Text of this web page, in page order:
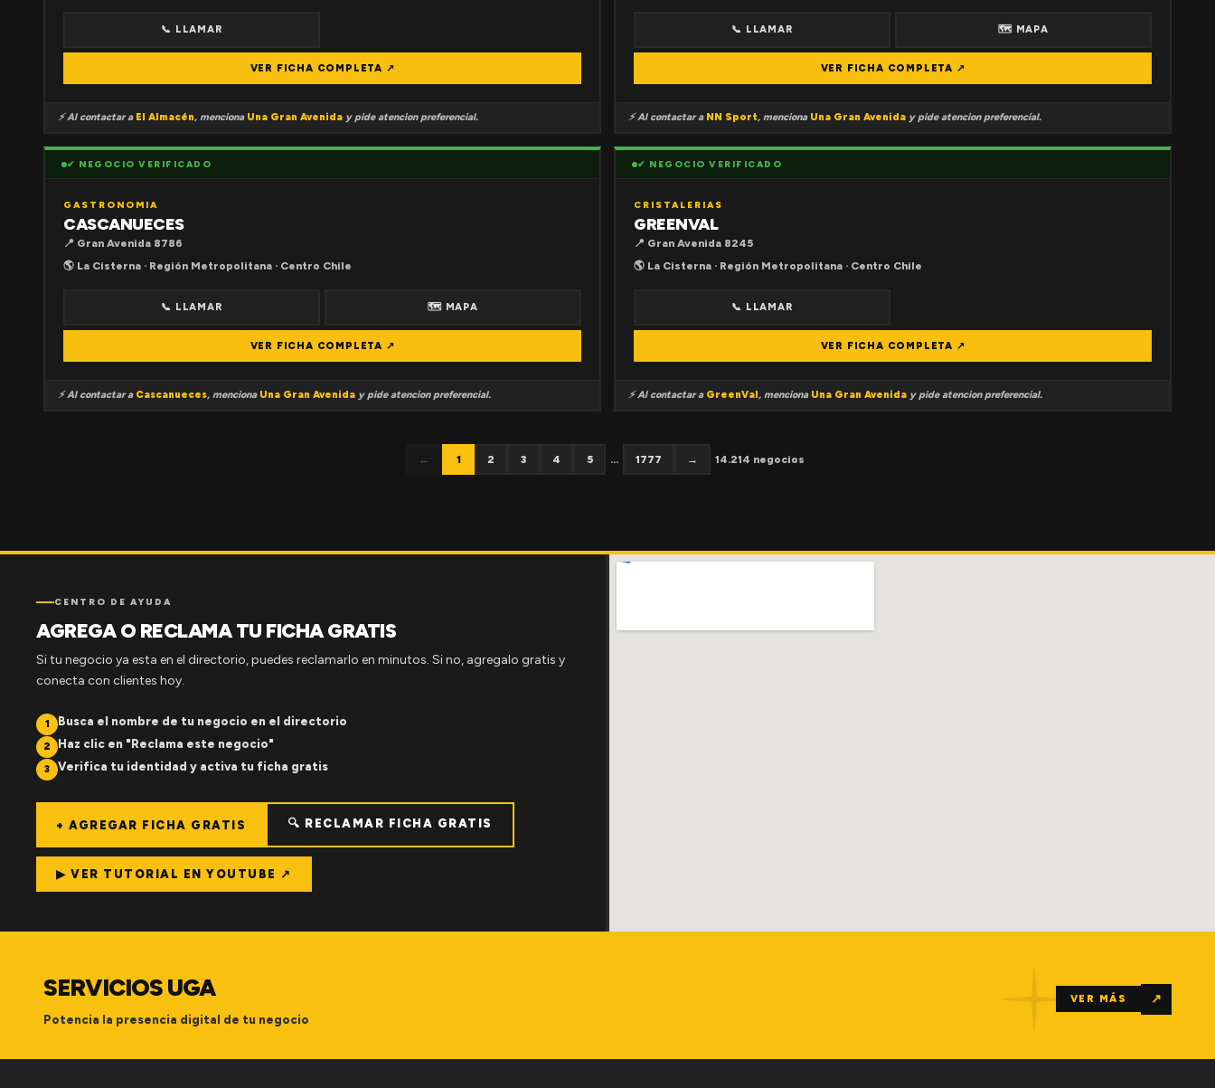
📞 LLAMAR
VER FICHA COMPLETA ↗
⚡ Al contactar a El Almacén, menciona Una Gran Avenida y pide atencion preferencial.
📞 LLAMAR 🗺 MAPA
VER FICHA COMPLETA ↗
⚡ Al contactar a NN Sport, menciona Una Gran Avenida y pide atencion preferencial.
✔ NEGOCIO VERIFICADO
GASTRONOMIA
CASCANUECES
📍 Gran Avenida 8786
🌎 La Cisterna · Región Metropolitana · Centro Chile
📞 LLAMAR 🗺 MAPA
VER FICHA COMPLETA ↗
⚡ Al contactar a Cascanueces, menciona Una Gran Avenida y pide atencion preferencial.
✔ NEGOCIO VERIFICADO
CRISTALERIAS
GREENVAL
📍 Gran Avenida 8245
🌎 La Cisterna · Región Metropolitana · Centro Chile
📞 LLAMAR
VER FICHA COMPLETA ↗
⚡ Al contactar a GreenVal, menciona Una Gran Avenida y pide atencion preferencial.
← 1 2 3 4 5 ... 1777 → 14.214 negocios
CENTRO DE AYUDA
AGREGA O RECLAMA TU FICHA GRATIS
Si tu negocio ya esta en el directorio, puedes reclamarlo en minutos. Si no, agregalo gratis y
conecta con clientes hoy.
1 Busca el nombre de tu negocio en el directorio
2 Haz clic en "Reclama este negocio"
3 Verifica tu identidad y activa tu ficha gratis
+ AGREGAR FICHA GRATIS 🔍 RECLAMAR FICHA GRATIS
▶ VER TUTORIAL EN YOUTUBE ↗
SERVICIOS UGA
Potencia la presencia digital de tu negocio
VER MÁS ↗